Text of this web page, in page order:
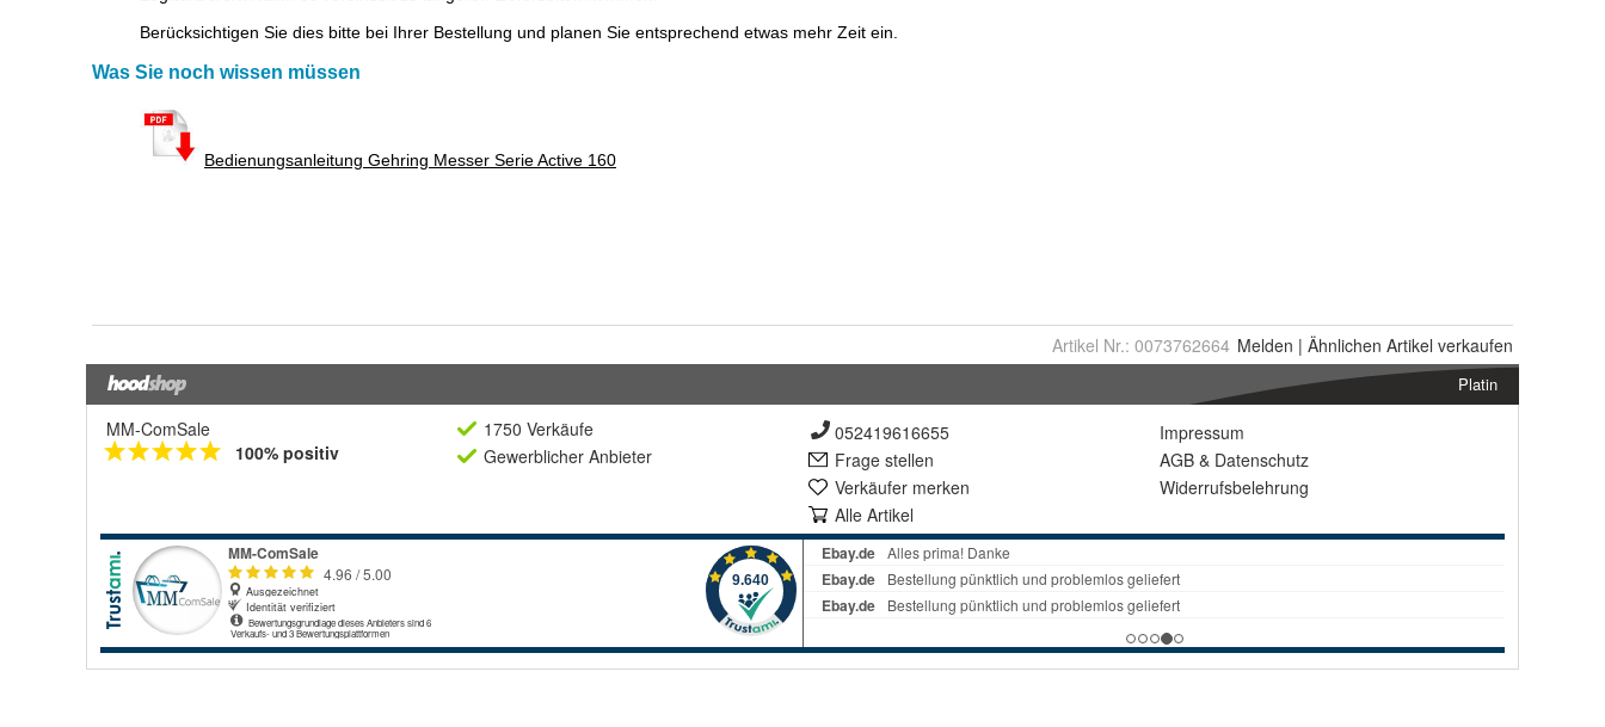
Artikel Nr.: 0073762664 Melden | Ähnlichen Artikel verkaufen
Platin
MM-ComSale
100% positiv
1750 Verkäufe
Gewerblicher Anbieter
052419616655
Frage stellen
Verkäufer merken
Alle Artikel
Impressum
AGB & Datenschutz
Widerrufsbelehrung